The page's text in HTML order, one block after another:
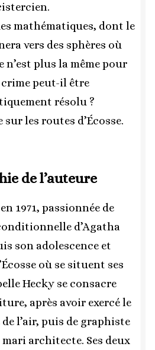
mathématiques, dont le
vers des sphères où
n’est plus la même pour
peut-il être
résolu ?
sur les routes d’Écosse.
de l’auteure
1971, passionnée de
d’Agatha
son adolescence et
où se situent ses
Hecky se consacre
après avoir exercé le
l’air, puis de graphiste
architecte. Ses deux